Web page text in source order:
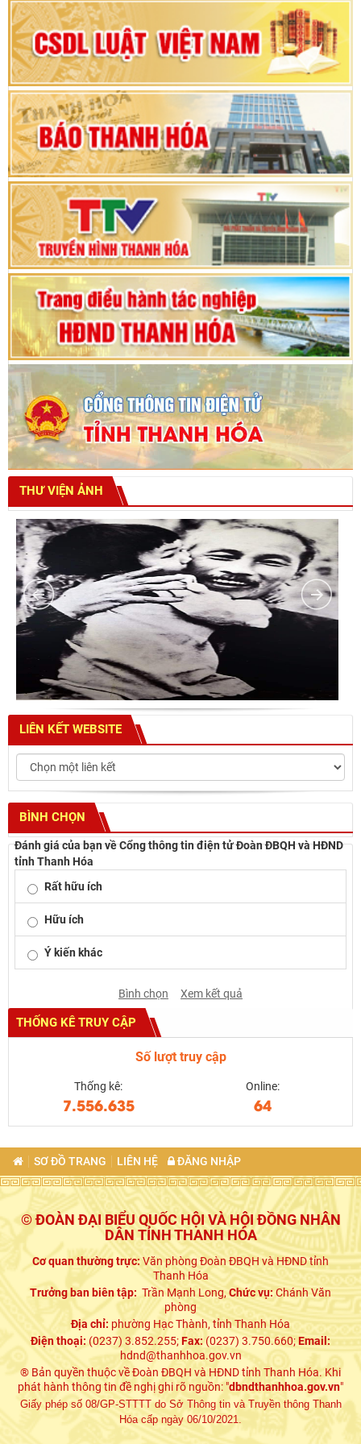
Đại hội Đảng bộ xã Yên Ninh lần thứ nhất,
nhiệm kỳ 2025 - 2030
Khai mạc Kỳ họp bất thường lần thứ 9, Quốc
hội khóa XV
Phiên thảo luận Kỳ họp thứ 24, HĐND tỉnh
Thanh Hóa khóa XVIII, nhiệm kỳ 2021 - 2026
Bế mạc Kỳ họp thứ hai bốn, Hội đồng nhân dân
tỉnh khoá XVIII
THƯ VIỆN ẢNH
LIÊN KẾT WEBSITE
BÌNH CHỌN
Đánh giá của bạn về Cổng thông tin điện tử Đoàn ĐBQH và HĐND
tỉnh Thanh Hóa
Rất hữu ích
Hữu ích
Ý kiến khác
Bình chọn Xem kết quả
THỐNG KÊ TRUY CẬP
Số lượt truy cập
Thống kê:
7.556.635
Online:
64
SƠ ĐỒ TRANG LIÊN HỆ ĐĂNG NHẬP
© ĐOÀN ĐẠI BIỂU QUỐC HỘI VÀ HỘI ĐỒNG NHÂN
DÂN TỈNH THANH HÓA
Cơ quan thường trực:Văn phòng Đoàn ĐBQH và HĐND tỉnh
Thanh Hóa
Trưởng ban biên tập: Trần Mạnh Long,Chức vụ:Chánh Văn
phòng
Địa chỉ: phường Hạc Thành, tỉnh Thanh Hóa
Điện thoại: (0237) 3.852.255;Fax:(0237) 3.750.660;Email:
hdnd@thanhhoa.gov.vn
® Bản quyền thuộc về Đoàn ĐBQH và HĐND tỉnh Thanh Hóa. Khi
phát hành thông tin đề nghị ghi rõ nguồn: "dbndthanhhoa.gov.vn"
Giấy phép số 08/GP-STTTT do Sở Thông tin và Truyền thông Thanh
Hóa cấp ngày 06/10/2021.